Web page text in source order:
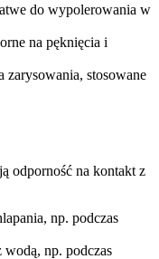
do wypolerowania w
na pęknięcia i
stosowane
odporność na kontakt z
np. podczas
np. podczas